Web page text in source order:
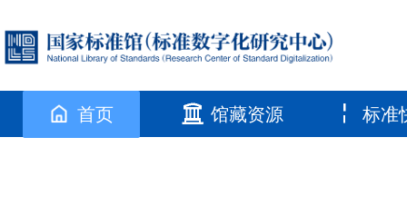
首页 馆藏资源 标准